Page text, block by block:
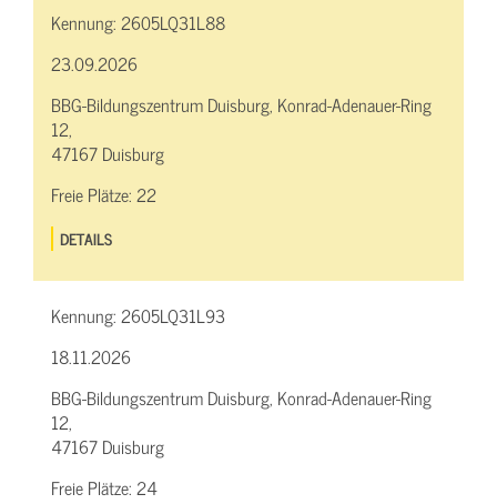
Kennung:2605LQ31L88
23.09.2026
BBG-Bildungszentrum Duisburg, Konrad-Adenauer-Ring
12,
47167 Duisburg
Freie Plätze:22
DETAILS
Kennung:2605LQ31L93
18.11.2026
BBG-Bildungszentrum Duisburg, Konrad-Adenauer-Ring
12,
47167 Duisburg
Freie Plätze:24